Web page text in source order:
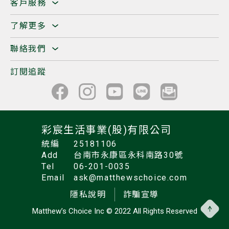
客戶服務
了解更多
聯絡我們
訂閱追蹤
彩宸生活事業(股)有限公司
統編
25181106
Add
台南市永康區永科南路30號
Tel
06-201-0035
Email
ask@matthewschoice.com
隱私說明
詐騙宣導
Matthew’s Choice Inc © 2022 All Rights Reserved